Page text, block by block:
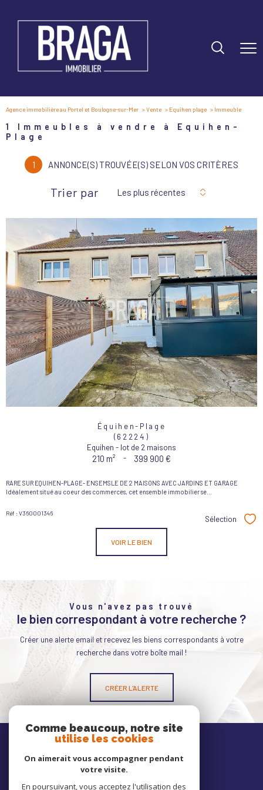
Agence immobilière au Portel et Boulogne-sur-Mer Vente Equihen plage Immeuble
1
Immeubles à vendre à Equihen-
Plage
1 ANNONCE(S) TROUVÉE(S) SELON VOS CRITÈRES
Trier par Les plus récentes
Équihen-Plage
(62224)
Equihen - lot de 2 maisons
210 m² - 399 900 €
RARE SUR EQUIHEN-PLAGE- ENSEMSLE DE 2 MAISONS AVEC JARDINS ET GARAGE
Idéalement situé au coeur des commerces, cet ensemble immobilier se...
Réf : V360001346
Sélection
VOIR LE BIEN
Vous n'avez pas trouvé
le bien correspondant à votre recherche ?
Créer une alerte email et recevez les biens correspondants à votre
recherche dans votre boîte mail !
CRÉER L'ALERTE
Nos
Comme beaucoup, notre site
utilise les cookies
On aimerait vous accompagner pendant
votre visite.
En poursuivant, vous acceptez l'utilisation des